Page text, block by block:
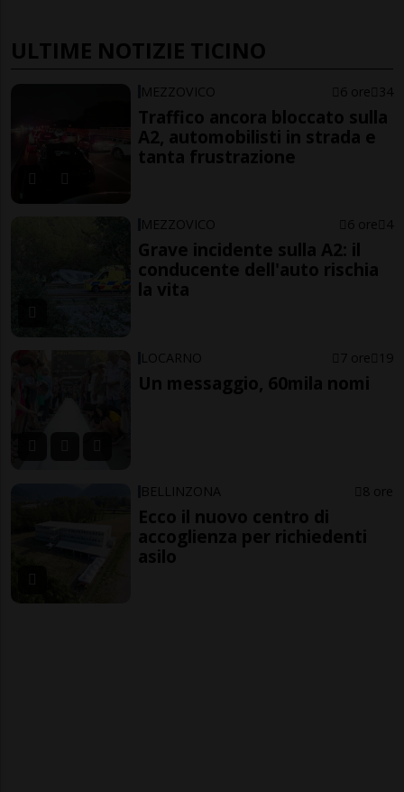
ULTIME NOTIZIE TICINO
MEZZOVICO 6 ore 34
Traffico ancora bloccato sulla
A2, automobilisti in strada e
tanta frustrazione
MEZZOVICO 6 ore 4
Grave incidente sulla A2: il
conducente dell'auto rischia
la vita
LOCARNO 7 ore 19
Un messaggio, 60mila nomi
BELLINZONA 8 ore
Ecco il nuovo centro di
accoglienza per richiedenti
asilo